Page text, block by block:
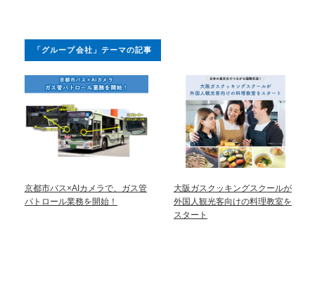
「グループ会社」テーマの記事
京都市バス×AIカメラで、ガス管
パトロール業務を開始！
大阪ガスクッキングスクールが
外国人観光客向けの料理教室を
スタート